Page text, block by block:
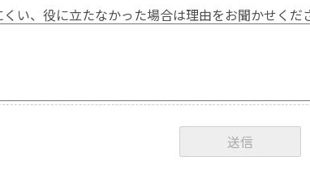
くい、役に立たなかった場合は理由をお聞かせくだ